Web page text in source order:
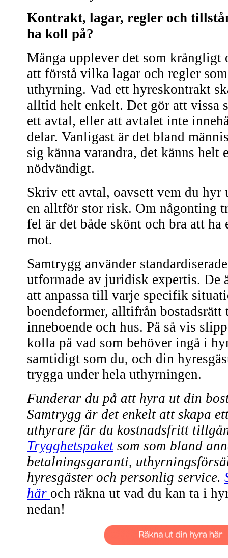
Kontrakt, lagar, regler och
ha koll på?
Många upplever det som krångligt
att förstå vilka lagar och regler
uthyrning. Vad ett hyreskontrakt
alltid helt enkelt. Det gör att vissa
ett avtal, eller att avtalet inte
delar. Vanligast är det bland
sig känna varandra, det känns helt
nödvändigt.
Skriv ett avtal, oavsett vem du
en alltför stor risk. Om någonting
fel är det både skönt och bra att
mot.
Samtrygg använder
utformade av juridisk expertis. De
att anpassa till varje specifik
boendeformer, alltifrån
inneboende och hus. På så vis
kolla på vad som behöver ingå i
samtidigt som du, och din
trygga under hela uthyrningen.
Funderar du på att hyra ut din
Samtrygg är det enkelt att skapa
uthyrare får du kostnadsfritt
Trygghetspaket som som bland
betalningsgaranti,
hyresgäster och personlig service.
här och räkna ut vad du kan ta i
nedan!